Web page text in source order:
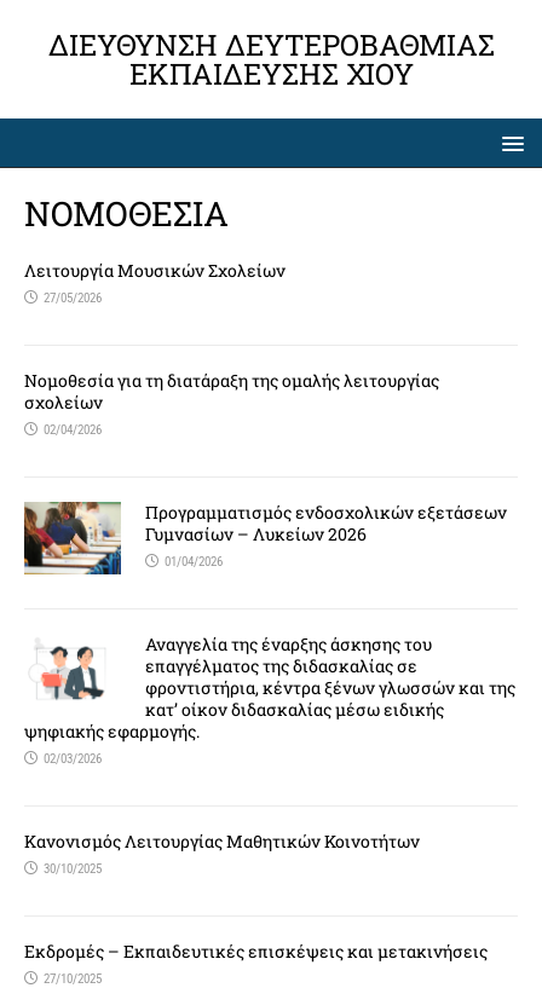
ΔΙΕΎΘΥΝΣΗ ΔΕΥΤΕΡΟΒΆΘΜΙΑΣ
ΕΚΠΑΊΔΕΥΣΗΣ ΧΊΟΥ
ΝΟΜΟΘΕΣΙΑ
Λειτουργία Μουσικών Σχολείων
27/05/2026
Νομοθεσία για τη διατάραξη της ομαλής λειτουργίας
σχολείων
02/04/2026
Προγραμματισμός ενδοσχολικών εξετάσεων
Γυμνασίων – Λυκείων 2026
01/04/2026
Αναγγελία της έναρξης άσκησης του
επαγγέλματος της διδασκαλίας σε
φροντιστήρια, κέντρα ξένων γλωσσών και της
κατ’ οίκον διδασκαλίας μέσω ειδικής
ψηφιακής εφαρμογής.
02/03/2026
Κανονισμός Λειτουργίας Μαθητικών Κοινοτήτων
30/10/2025
Εκδρομές – Εκπαιδευτικές επισκέψεις και μετακινήσεις
27/10/2025